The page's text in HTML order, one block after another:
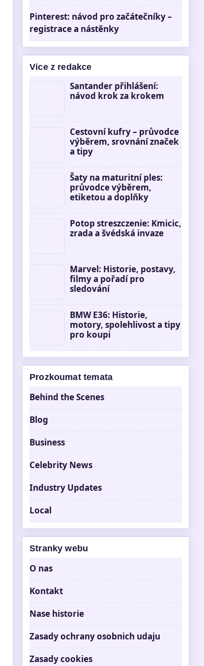
Pinterest: návod pro začátečníky –
registrace a nástěnky
Vice z redakce
Santander přihlášení:
návod krok za krokem
Cestovní kufry – průvodce
výběrem, srovnání značek
a tipy
Šaty na maturitní ples:
průvodce výběrem,
etiketou a doplňky
Potop streszczenie: Kmicic,
zrada a švédská invaze
Marvel: Historie, postavy,
filmy a pořadí pro
sledování
BMW E36: Historie,
motory, spolehlivost a tipy
pro koupi
Prozkoumat temata
Behind the Scenes
Blog
Business
Celebrity News
Industry Updates
Local
Stranky webu
O nas
Kontakt
Nase historie
Zasady ochrany osobnich udaju
Zasady cookies